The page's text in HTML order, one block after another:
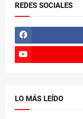
REDES SOCIALES
LO MÁS LEÍDO